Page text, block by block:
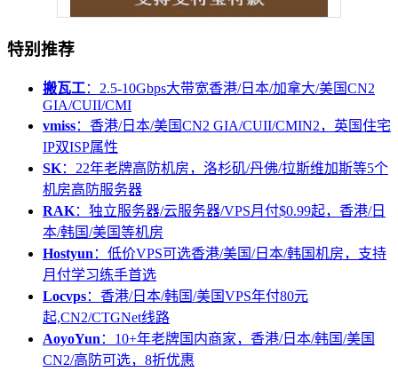
特别推荐
搬瓦工：2.5-10Gbps大带宽香港/日本/加拿大/美国CN2
GIA/CUII/CMI
vmiss：香港/日本/美国CN2 GIA/CUII/CMIN2，英国住宅
IP双ISP属性
SK：22年老牌高防机房，洛杉矶/丹佛/拉斯维加斯等5个
机房高防服务器
RAK：独立服务器/云服务器/VPS月付$0.99起，香港/日
本/韩国/美国等机房
Hostyun ：低价VPS可选香港/美国/日本/韩国机房，支持
月付学习练手首选
Locvps：香港/日本/韩国/美国VPS年付80元
起,CN2/CTGNet线路
AoyoYun ：10+年老牌国内商家，香港/日本/韩国/美国
CN2/高防可选，8折优惠